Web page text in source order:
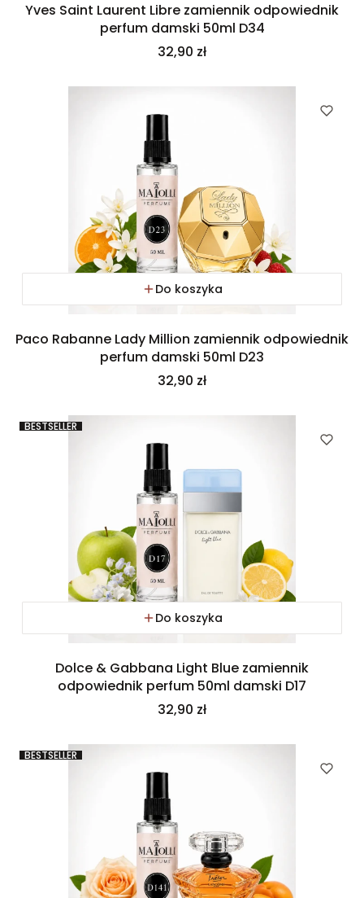
Yves Saint Laurent Libre zamiennik odpowiednik
perfum damski 50ml D34
Cena
32,90 zł
Do koszyka
Paco Rabanne Lady Million zamiennik odpowiednik
perfum damski 50ml D23
Cena
32,90 zł
BESTSELLER
Do koszyka
Dolce & Gabbana Light Blue zamiennik
odpowiednik perfum 50ml damski D17
Cena
32,90 zł
BESTSELLER